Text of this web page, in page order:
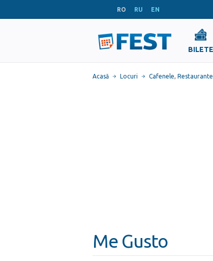
RO RU EN
BILETE
Acasă Locuri Cafenele, Restaurante
Me Gusto